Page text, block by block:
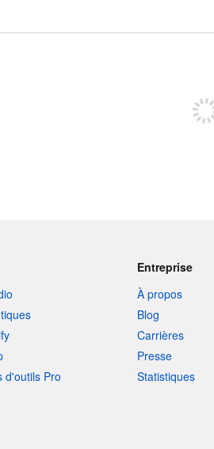
d'outils Pro
Entreprise
À propos
Blog
Carrières
Presse
Statistiques